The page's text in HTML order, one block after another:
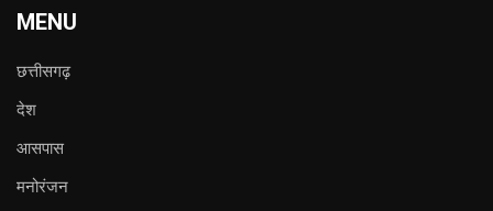
MENU
छत्तीसगढ़
देश
आसपास
मनोरंजन